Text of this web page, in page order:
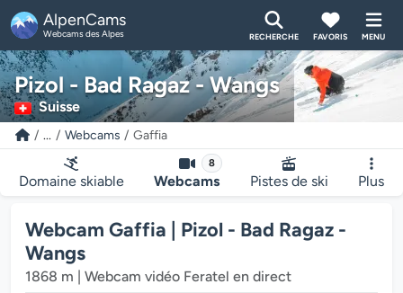
AlpenCams
Webcams des Alpes RECHERCHE FAVORIS MENU
Pizol - Bad Ragaz - Wangs
Suisse
... Webcams Gaffia
Domaine skiable
8
Webcams Pistes de ski Plus
Webcam Gaffia | Pizol - Bad Ragaz -
Wangs
1868 m | Webcam vidéo Feratel en direct